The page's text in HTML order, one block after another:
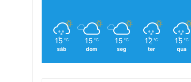
15 ℃
sáb
15 ℃
dom
15 ℃
seg
12 ℃
ter
15 ℃
qua